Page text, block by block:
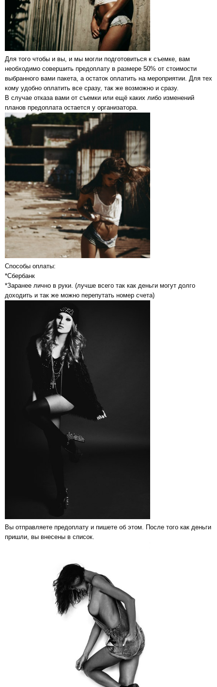
Для того чтобы и вы, и мы могли подготовиться к съемке, вам
необходимо совершить предоплату в размере 50% от стоимости
выбранного вами пакета, а остаток оплатить на мероприятии. Для тех
кому удобно оплатить все сразу, так же возможно и сразу.
В случае отказа вами от съемки или ещё каких либо изменений
планов предоплата остается у организатора.
Способы оплаты:
*Сбербанк
*Заранее лично в руки. (лучше всего так как деньги могут долго
доходить и так же можно перепутать номер счета)
Вы отправляете предоплату и пишете об этом. После того как деньги
пришли, вы внесены в список.